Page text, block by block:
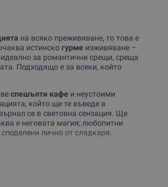
на всяко преживяване, то това е
истинско гурме изживяване –
за романтични срещи, среща
Подходящо е за всеки, който
спешълти кафе и неустоими
който ще те въведе в
се в световна сензация. Ще
е неговата магия; любопитни
лично от сладкаря.